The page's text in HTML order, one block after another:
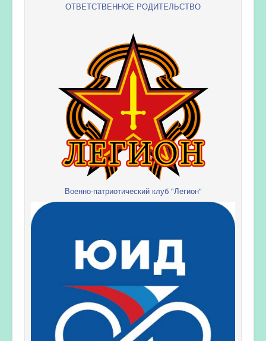
ОТВЕТСТВЕННОЕ РОДИТЕЛЬСТВО
Военно-патриотический клуб "Легион"